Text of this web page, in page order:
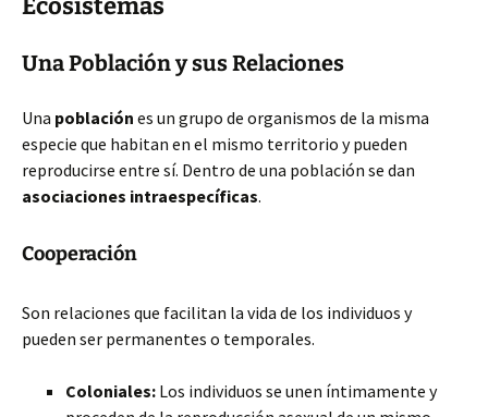
Ecosistemas
Una Población y sus Relaciones
Una población es un grupo de organismos de la misma
especie que habitan en el mismo territorio y pueden
reproducirse entre sí. Dentro de una población se dan
asociaciones intraespecíficas.
Cooperación
Son relaciones que facilitan la vida de los individuos y
pueden ser permanentes o temporales.
Coloniales: Los individuos se unen íntimamente y